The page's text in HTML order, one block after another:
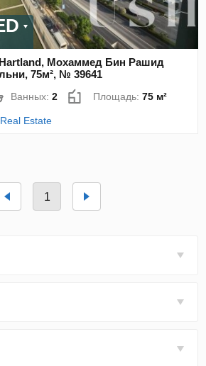
Hartland, Мохаммед Бин Рашид
75м², № 39641
Ванных:2 Площадь:75 м²
Estate
1